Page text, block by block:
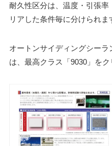
耐久性区分は、温度・引張
リアした条件毎に分けられま
オートンサイディングシー
は、最高クラス「9030」をク